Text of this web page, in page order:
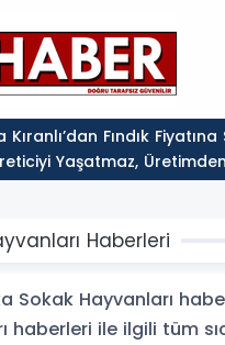
Yaşatmaz,
Haberleri
Sokak Hayvanları
haberleri ile ilgili tüm